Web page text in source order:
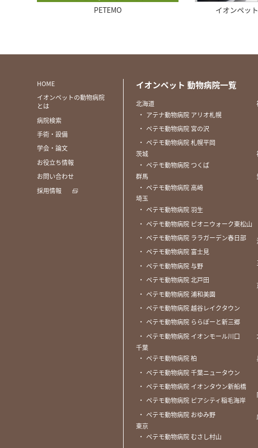
イオンペット動物医療センター イオン
HOME
イオンペットの動物病院
とは
病院検索
手術・設備
学会・論文
お役立ち情報
お問い合わせ
採用情報
イオンペット 動物病院一覧
北海道
・ アテナ動物病院 アリオ札幌
・ ペテモ動物病院 宮の沢
・ ペテモ動物病院 札幌平岡
茨城
・ ペテモ動物病院 つくば
群馬
・ ペテモ動物病院 高崎
埼玉
・ ペテモ動物病院 羽生
・ ペテモ動物病院 ピオニウォーク東松山
・ ペテモ動物病院 ララガーデン春日部
・ ペテモ動物病院 富士見
・ ペテモ動物病院 与野
・ ペテモ動物病院 北戸田
・ ペテモ動物病院 浦和美園
・ ペテモ動物病院 越谷レイクタウン
・ ペテモ動物病院 ららぽーと新三郷
・ ペテモ動物病院 イオンモール川口
千葉
・ ペテモ動物病院 柏
・ ペテモ動物病院 千葉ニュータウン
・ ペテモ動物病院 イオンタウン新船橋
・ ペテモ動物病院 ピアシティ稲毛海岸
・ ペテモ動物病院 おゆみ野
東京
・ ペテモ動物病院 むさし村山